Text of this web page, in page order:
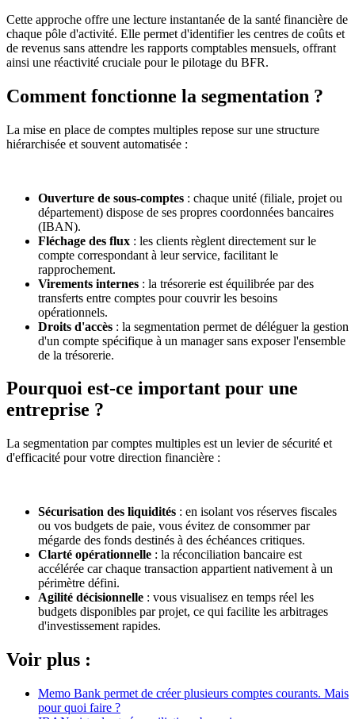
Cette approche offre une lecture instantanée de la santé financière de
chaque pôle d'activité. Elle permet d'identifier les centres de coûts et
de revenus sans attendre les rapports comptables mensuels, offrant
ainsi une réactivité cruciale pour le pilotage du BFR.
Comment fonctionne la segmentation ?
La mise en place de comptes multiples repose sur une structure
hiérarchisée et souvent automatisée :
Ouverture de sous-comptes : chaque unité (filiale, projet ou
département) dispose de ses propres coordonnées bancaires
(IBAN).
Fléchage des flux : les clients règlent directement sur le
compte correspondant à leur service, facilitant le
rapprochement.
Virements internes : la trésorerie est équilibrée par des
transferts entre comptes pour couvrir les besoins
opérationnels.
Droits d'accès : la segmentation permet de déléguer la gestion
d'un compte spécifique à un manager sans exposer l'ensemble
de la trésorerie.
Pourquoi est-ce important pour une
entreprise ?
La segmentation par comptes multiples est un levier de sécurité et
d'efficacité pour votre direction financière :
Sécurisation des liquidités : en isolant vos réserves fiscales
ou vos budgets de paie, vous évitez de consommer par
mégarde des fonds destinés à des échéances critiques.
Clarté opérationnelle : la réconciliation bancaire est
accélérée car chaque transaction appartient nativement à un
périmètre défini.
Agilité décisionnelle : vous visualisez en temps réel les
budgets disponibles par projet, ce qui facilite les arbitrages
d'investissement rapides.
Voir plus :
Memo Bank permet de créer plusieurs comptes courants. Mais
pour quoi faire ?